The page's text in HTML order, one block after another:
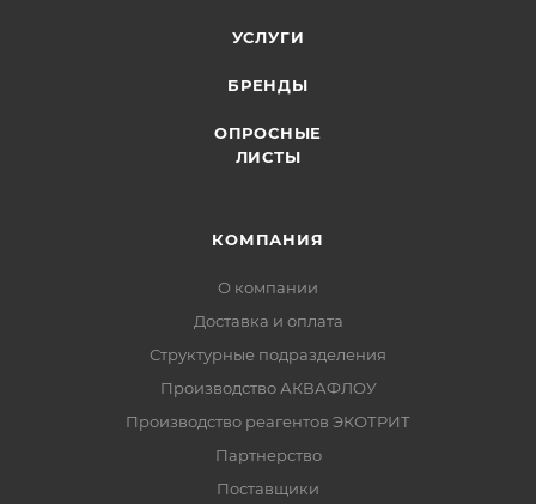
УСЛУГИ
БРЕНДЫ
ОПРОСНЫЕ
ЛИСТЫ
КОМПАНИЯ
О компании
Доставка и оплата
Структурные подразделения
Производство АКВАФЛОУ
Производство реагентов ЭКОТРИТ
Партнерство
Поставщики